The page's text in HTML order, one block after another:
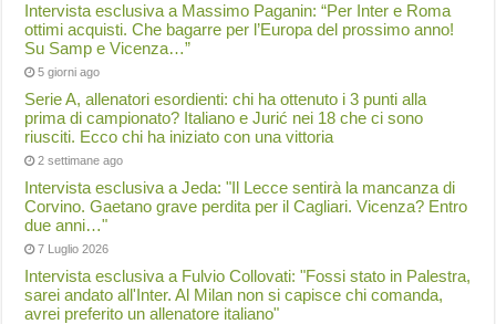
Intervista esclusiva a Massimo Paganin: “Per Inter e Roma
ottimi acquisti. Che bagarre per l’Europa del prossimo anno!
Su Samp e Vicenza…”
5 giorni ago
Serie A, allenatori esordienti: chi ha ottenuto i 3 punti alla
prima di campionato? Italiano e Jurić nei 18 che ci sono
riusciti. Ecco chi ha iniziato con una vittoria
2 settimane ago
Intervista esclusiva a Jeda: "Il Lecce sentirà la mancanza di
Corvino. Gaetano grave perdita per il Cagliari. Vicenza? Entro
due anni…"
7 Luglio 2026
Intervista esclusiva a Fulvio Collovati: "Fossi stato in Palestra,
sarei andato all'Inter. Al Milan non si capisce chi comanda,
avrei preferito un allenatore italiano"